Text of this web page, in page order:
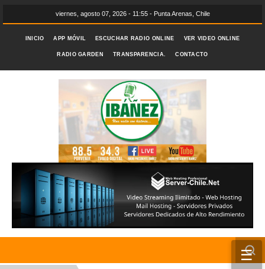
viernes, agosto 07, 2026 - 11:55 - Punta Arenas, Chile
INICIO APP MÓVIL ESCUCHAR RADIO ONLINE VER VIDEO ONLINE
RADIO GARDEN TRANSPARENCIA. CONTACTO
☰
INICIO